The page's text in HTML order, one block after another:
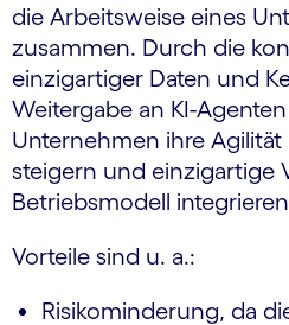
die Arbeitsweise eines
zusammen. Durch die
einzigartiger Daten und
Weitergabe an KI-
Unternehmen ihre
steigern und einzigartige
Betriebsmodell
Vorteile sind u. a.:
Risikominderung, da